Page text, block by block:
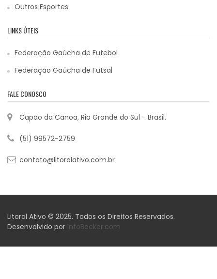
Outros Esportes
LINKS ÚTEIS
Federação Gaúcha de Futebol
Federação Gaúcha de Futsal
FALE CONOSCO
Capão da Canoa, Rio Grande do Sul - Brasil.
(51) 99572-2759
contato@litoralativo.com.br
Litoral Ativo © 2025. Todos os Direitos Reservados.
Desenvolvido por InfoBecker.com